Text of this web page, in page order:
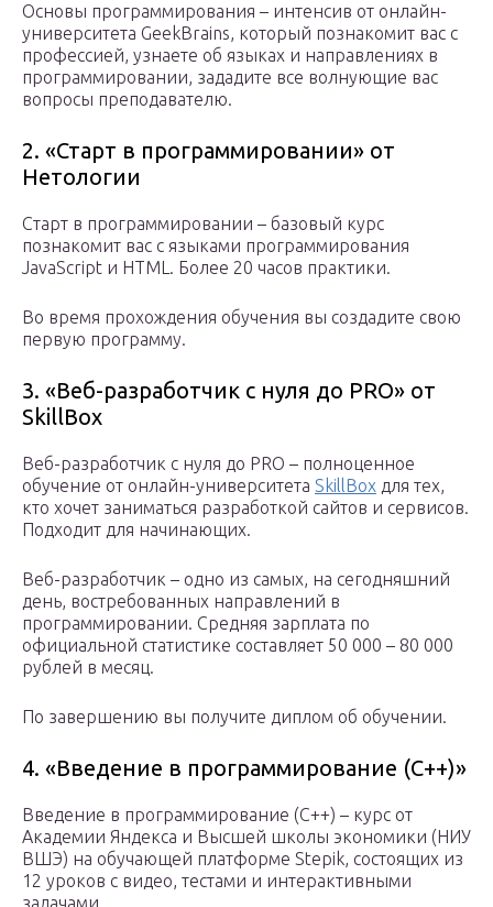
Основы программирования – интенсив от онлайн-
университета GeekBrains, который познакомит вас с
профессией, узнаете об языках и направлениях в
программировании, зададите все волнующие вас
вопросы преподавателю.
2. «Старт в программировании» от
Нетологии
Старт в программировании – базовый курс
познакомит вас с языками программирования
JavaScript и HTML. Более 20 часов практики.
Во время прохождения обучения вы создадите свою
первую программу.
3. «Веб-разработчик с нуля до PRO» от
SkillBox
Веб-разработчик с нуля до PRO – полноценное
обучение от онлайн-университета SkillBox для тех,
кто хочет заниматься разработкой сайтов и сервисов.
Подходит для начинающих.
Веб-разработчик – одно из самых, на сегодняшний
день, востребованных направлений в
программировании. Средняя зарплата по
официальной статистике составляет 50 000 – 80 000
рублей в месяц.
По завершению вы получите диплом об обучении.
4. «Введение в программирование (С++)»
Введение в программирование (С++) – курс от
Академии Яндекса и Высшей школы экономики (НИУ
ВШЭ) на обучающей платформе Stepik, состоящих из
12 уроков с видео, тестами и интерактивными
задачами.